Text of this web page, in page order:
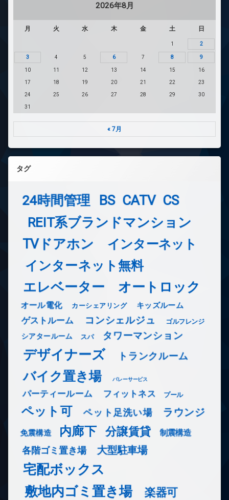
2026年8月
月 火 水 木 金 土 日
1 2
3 4 5 6 7 8 9
10 11 12 13 14 15 16
17 18 19 20 21 22 23
24 25 26 27 28 29 30
31
« 7月
タグ
24時間管理 BS CATV CS
REIT系ブランドマンション
TVドアホン インターネット
インターネット無料
エレベーター オートロック
オール電化 カーシェアリング キッズルーム
ゲストルーム コンシェルジュ ゴルフレンジ
シアタールーム スパ タワーマンション
デザイナーズ トランクルーム
バイク置き場 バレーサービス
パーティールーム フィットネス プール
ペット可 ペット足洗い場 ラウンジ
免震構造 内廊下 分譲賃貸 制震構造
各階ゴミ置き場 大型駐車場
宅配ボックス
敷地内ゴミ置き場
楽器可